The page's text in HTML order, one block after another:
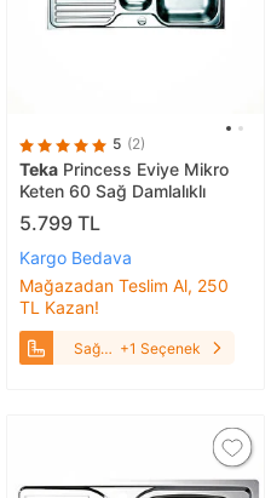
5 (2)
Teka Princess Eviye Mikro
Keten 60 Sağ Damlalıklı
5.799 TL
Kargo Bedava
Mağazadan Teslim Al, 250
TL Kazan!
Sağ
+1 Seçenek